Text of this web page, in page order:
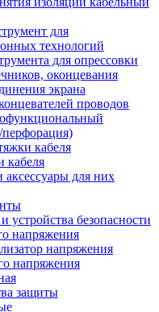
для
технологий
для опрессовки
оконцевания
экрана
проводов
перфорация)
кабеля
кабеля
для них
устройства безопасности
напряжения
напряжения
напряжения
защиты